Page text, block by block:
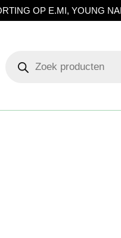
YOUNG NAILS,